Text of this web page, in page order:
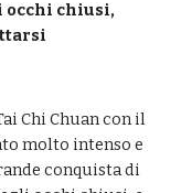
occhi chiusi,
Chi Chuan con il
molto intenso e
conquista di